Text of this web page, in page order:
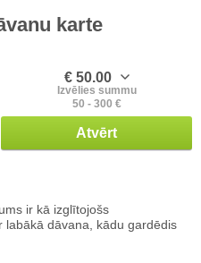
karte
€ 50.00
Izvēlies summu
50 - 300 €
Atvērt
ir kā izglītojošs
dāvana, kādu gardēdis